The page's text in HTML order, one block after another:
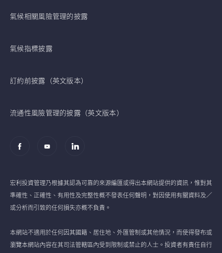
氣候相關風險管理的披露
氣候指標披露
訂約前披露（英文版本）
流通性風險管理的披露（英文版本）
宏利投資管理乃根據其認為可靠的來源編匯或得出本網站提供的資訊，惟對其
準確性、正確性、有用性及完整性概不發表任何聲明，對因使用有關資料及／
或分析而引致的任何損失亦概不負責。
本網站不適用於任何因其國籍、居住地、外匯管制或其他情況，而使得發布或
瀏覽本網站內容在其司法管轄區內受到限制或禁止的人士。投資者有責任自行